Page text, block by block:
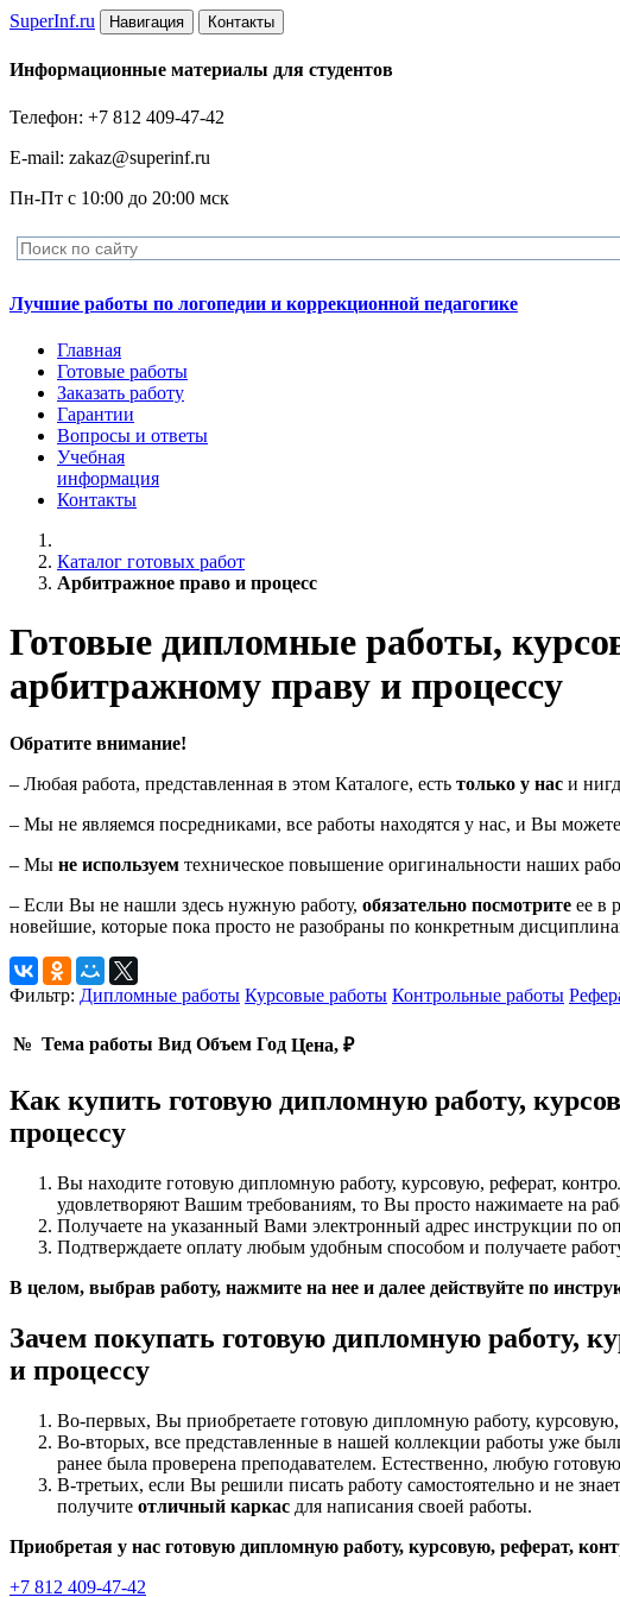
SuperInf.ru Навигация Контакты
Информационные материалы для студентов
Телефон: +7 812 409-47-42
E-mail: zakaz@superinf.ru
Пн-Пт с 10:00 до 20:00 мск
Лучшие работы по логопедии и коррекционной педагогике
Главная
Готовые работы
Заказать работу
Гарантии
Вопросы и ответы
Учебная
информация
Контакты
Каталог готовых работ
Арбитражное право и процесс
Готовые дипломные работы,
арбитражному праву и процессу
Обратите внимание!
– Любая работа, представленная в этом Каталоге, есть только у нас и
– Мы не являемся посредниками, все работы находятся у нас, и Вы
– Мы не используем техническое повышение оригинальности наших
– Если Вы не нашли здесь нужную работу, обязательно посмотрите ее в
новейшие, которые пока просто не разобраны по конкретным
Фильтр: Дипломные работы Курсовые работы Контрольные работы
№ Тема работы Вид Объем Год Цена, ₽
Как купить готовую дипломную работу,
процессу
Вы находите готовую дипломную работу, курсовую, реферат,
удовлетворяют Вашим требованиям, то Вы просто нажимаете на
Получаете на указанный Вами электронный адрес инструкции по
Подтверждаете оплату любым удобным способом и получаете
В целом, выбрав работу, нажмите на нее и далее действуйте по
Зачем покупать готовую дипломную работу,
и процессу
Во-первых, Вы приобретаете готовую дипломную работу,
Во-вторых, все представленные в нашей коллекции работы уже
ранее была проверена преподавателем. Естественно, любую
В-третьих, если Вы решили писать работу самостоятельно и не
получите отличный каркас для написания своей работы.
Приобретая у нас готовую дипломную работу, курсовую, реферат,
+7 812 409-47-42